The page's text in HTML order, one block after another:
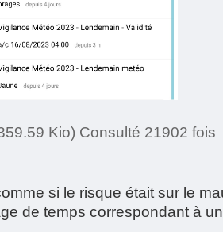
Kio) Consulté 21902 fois
si le risque était sur le
de temps correspondant à